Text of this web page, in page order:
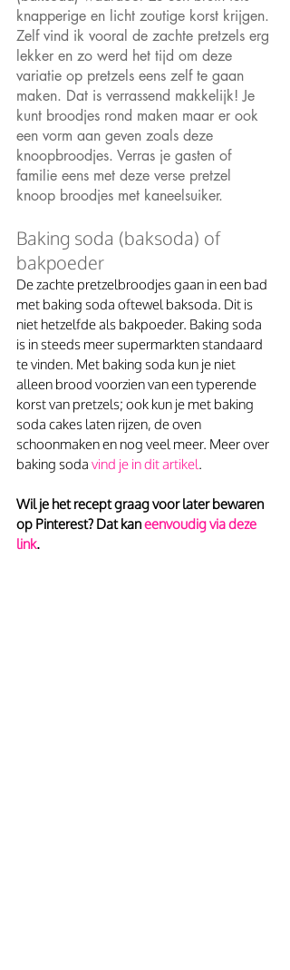
knapperige en licht zoutige korst krijgen.
Zelf vind ik vooral de zachte pretzels erg
lekker en zo werd het tijd om deze
variatie op pretzels eens zelf te gaan
maken. Dat is verrassend makkelijk! Je
kunt broodjes rond maken maar er ook
een vorm aan geven zoals deze
knoopbroodjes. Verras je gasten of
familie eens met deze verse pretzel
knoop broodjes met kaneelsuiker.
Baking soda (baksoda) of
bakpoeder
De zachte pretzelbroodjes gaan in een bad
met baking soda oftewel baksoda. Dit is
niet hetzelfde als bakpoeder. Baking soda
is in steeds meer supermarkten standaard
te vinden. Met baking soda kun je niet
alleen brood voorzien van een typerende
korst van pretzels; ook kun je met baking
soda cakes laten rijzen, de oven
schoonmaken en nog veel meer. Meer over
baking soda vind je in dit artikel.
Wil je het recept graag voor later bewaren
op Pinterest? Dat kan eenvoudig via deze
link.